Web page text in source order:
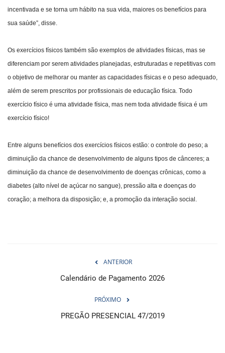
incentivada e se torna um hábito na sua vida, maiores os benefícios para
sua saúde”, disse.
Os exercícios físicos também são exemplos de atividades físicas, mas se
diferenciam por serem atividades planejadas, estruturadas e repetitivas com
o objetivo de melhorar ou manter as capacidades físicas e o peso adequado,
além de serem prescritos por profissionais de educação física. Todo
exercício físico é uma atividade física, mas nem toda atividade física é um
exercício físico!
Entre alguns benefícios dos exercícios físicos estão: o controle do peso; a
diminuição da chance de desenvolvimento de alguns tipos de cânceres; a
diminuição da chance de desenvolvimento de doenças crônicas, como a
diabetes (alto nível de açúcar no sangue), pressão alta e doenças do
coração; a melhora da disposição; e, a promoção da interação social.
ANTERIOR
Calendário de Pagamento 2026
PRÓXIMO
PREGÃO PRESENCIAL 47/2019